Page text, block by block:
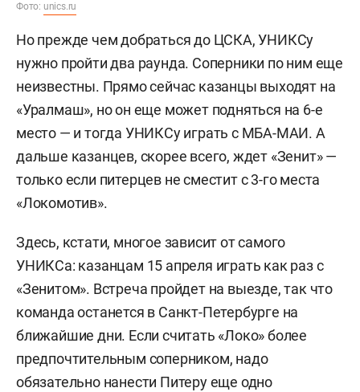
Фото: unics.ru
Но прежде чем добраться до ЦСКА, УНИКСу
нужно пройти два раунда. Соперники по ним еще
неизвестны. Прямо сейчас казанцы выходят на
«Уралмаш», но он еще может подняться на 6-е
место — и тогда УНИКСу играть с МБА-МАИ. А
дальше казанцев, скорее всего, ждет «Зенит» —
только если питерцев не сместит с 3-го места
«Локомотив».
Здесь, кстати, многое зависит от самого
УНИКСа: казанцам 15 апреля играть как раз с
«Зенитом». Встреча пройдет на выезде, так что
команда останется в Санкт-Петербурге на
ближайшие дни. Если считать «Локо» более
предпочтительным соперником, надо
обязательно нанести Питеру еще одно